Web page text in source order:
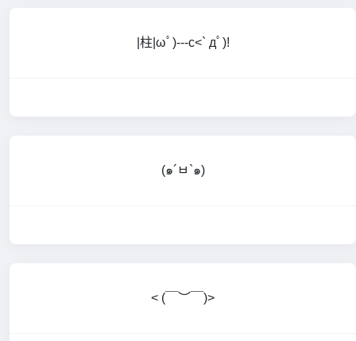
|柱|ωﾟ)---c<` дﾟ)!
(๑´ㅂ`๑)
< (￣︶￣)>